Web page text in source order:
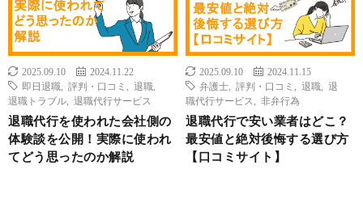
2025.09.10
2024.11.22
即日退職
評判・口コミ 退職
退職トラブル
退職代行サービス
退職代行を使われた会社側の
体験談を公開！実際に使われ
てどう思ったのか解説
2025.09.10
2024.11.15
弁護士
評判・口コミ 退職
退
職代行サービス
非弁行為
退職代行で安い業者はどこ？
最安値と絶対後悔する選び方
【口コミサイト】